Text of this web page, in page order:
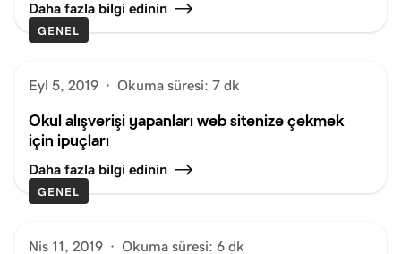
Daha fazla bilgi edinin
GENEL
Eyl 5, 2019 · Okuma süresi: 7 dk
Okul alışverişi yapanları web sitenize çekmek
için ipuçları
Daha fazla bilgi edinin
GENEL
Nis 11, 2019 · Okuma süresi: 6 dk